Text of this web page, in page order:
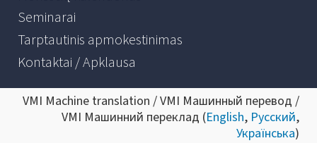
Seminarai
Tarptautinis apmokestinimas
Kontaktai / Apklausa
VMI Machine translation / VMI Машинный перевод /
VMI Машинний переклад (English, Русский,
Українська)